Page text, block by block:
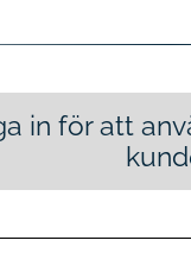
in för att